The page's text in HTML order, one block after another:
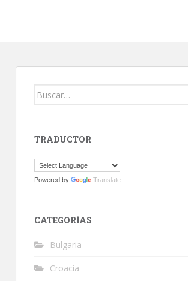
Buscar:
TRADUCTOR
Powered by Translate
CATEGORÍAS
Bulgaria
Croacia